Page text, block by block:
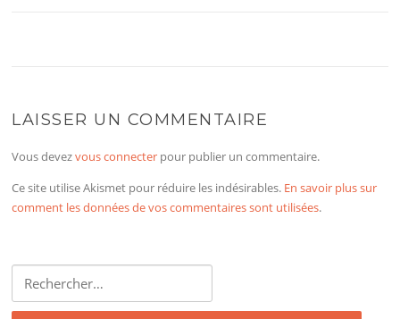
LAISSER UN COMMENTAIRE
Vous devezvous connecter pour publier un commentaire.
Ce site utilise Akismet pour réduire les indésirables. En savoir plus sur
comment les données de vos commentaires sont utilisées.